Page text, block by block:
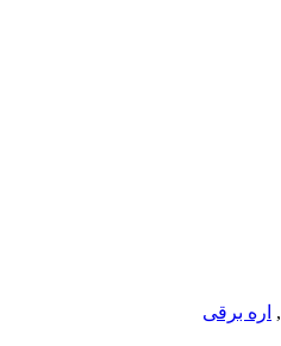
, اره برقی